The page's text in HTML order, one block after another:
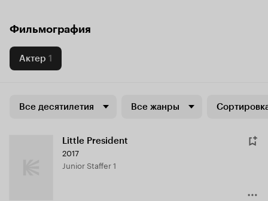
Фильмография
Актер 1
Все десятилетия Все жанры
Little President
2017
Junior Staffer 1